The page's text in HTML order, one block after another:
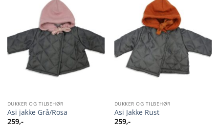
DUKKER OG TILBEHØR
Asi jakke Grå/Rosa
259,-
DUKKER OG TILBEHØR
Asi Jakke Rust
259,-